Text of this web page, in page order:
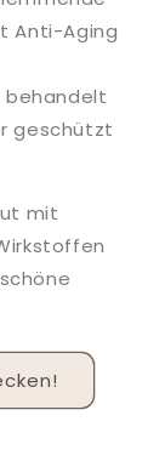
Anti-Aging
behandelt
geschützt
mit